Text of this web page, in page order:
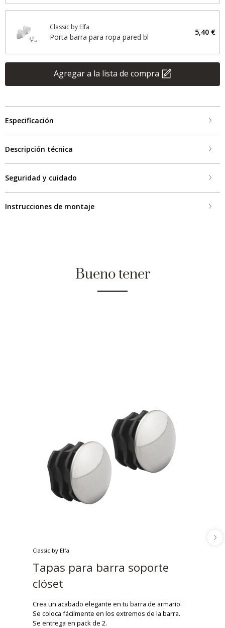
Classic by Elfa
Porta barra para ropa pared bl
5,40 €
Agregar a la lista de compra
Especificación
Descripción técnica
Seguridad y cuidado
Instrucciones de montaje
Bueno tener
Classic by Elfa
Tapas para barra soporte
clóset
Crea un acabado elegante en tu barra de armario.
Se coloca fácilmente en los extremos de la barra.
Se entrega en pack de 2.